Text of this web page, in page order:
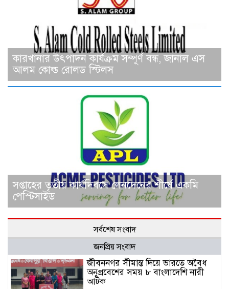
কারখানার উৎপাদন কার্যক্রম সম্পূর্ণ বন্ধ, জানাল এস
আলম কোল্ড রোলড স্টিলস
সপ্তাহের তৃতীয় কার্যদিবসে লেনদেনের শীর্ষে একমি
পেস্টিসাইড
সর্বশেষ সংবাদ
জনপ্রিয় সংবাদ
জীবননগর সীমান্ত দিয়ে ভারতে অবৈধ
অনুপ্রবেশের সময় ৮ বাংলাদেশি নারী
আটক